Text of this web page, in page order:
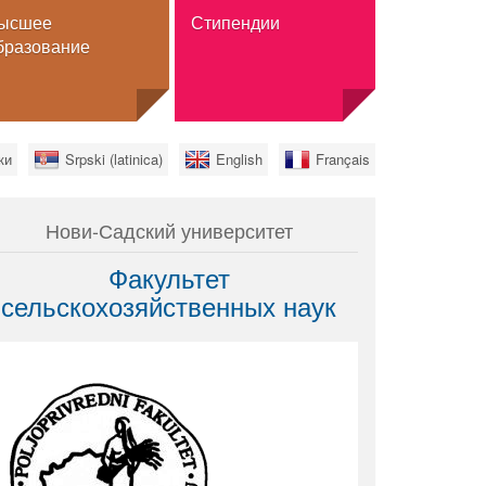
высшее
высшее
Стипендии
Стипендии
Для граждан Сербии
Srpski (latinica) English Français
Нови-Садский университет
Факультет
сельскохозяйственных наук